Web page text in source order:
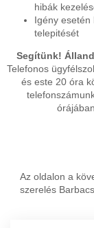
hibák
Igény esetén
telepitését
Segítünk!
Telefonos
és este 20 óra
Az oldalon a
szerelés